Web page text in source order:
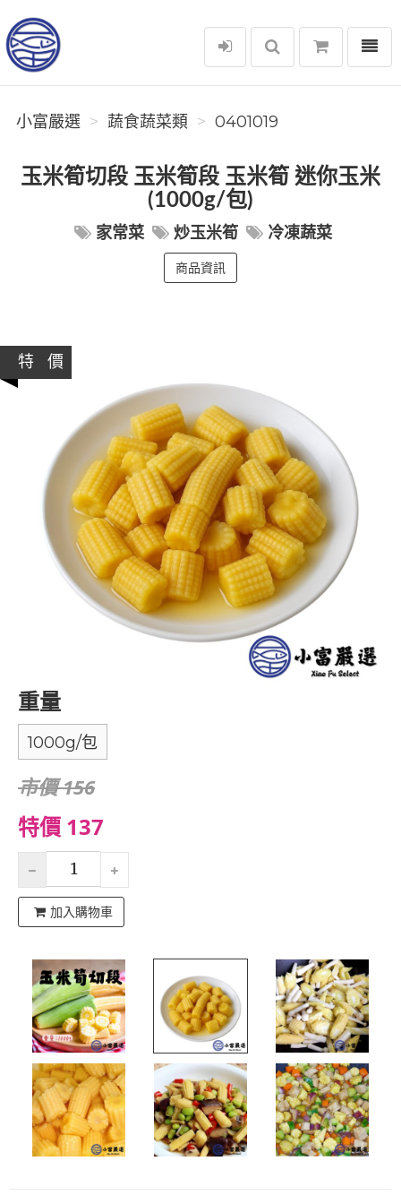
小富嚴選
選單
小富嚴選 蔬食蔬菜類 0401019
玉米筍切段 玉米筍段 玉米筍 迷你玉米
(1000g/包)
家常菜 炒玉米筍 冷凍蔬菜
商品資訊
特 價
重量
1000g/包
市價 156
特價 137
加入購物車